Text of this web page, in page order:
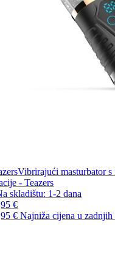
Vibrirajući masturbator
- Teazers
skladištu: 1-2dana
€
€Najniža cijena u zadnjih